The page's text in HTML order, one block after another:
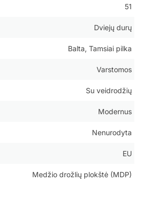
51
Dviejų durų
Balta, Tamsiai pilka
Varstomos
Su veidrodžių
Modernus
Nenurodyta
EU
Medžio drožlių plokštė (MDP)